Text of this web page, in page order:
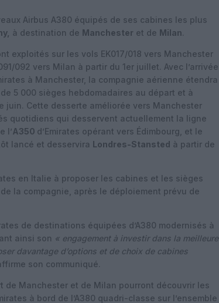
Airbus A380 équipés de ses cabines les plus
à destination de Manchester et de Milan.
exploités sur les vols EK017/018 vers Manchester
092 vers Milan à partir du 1er juillet. Avec l’arrivée
à Manchester, la compagnie aérienne étendra
5 000 sièges hebdomadaires au départ et à
juin. Cette desserte améliorée vers Manchester
quotidiens qui desservent actuellement la ligne
l’A350 d’Emirates opérant vers Édimbourg, et le
lancé et desservira Londres-Stansted à partir de
en Italie à proposer les cabines et les sièges
la compagnie, après le déploiement prévu de
de destinations équipées d’A380 modernisés à
ainsi son « engagement à investir dans la meilleure
davantage d’options et de choix de cabines
son communiqué.
de Manchester et de Milan pourront découvrir les
à bord de l’A380 quadri-classe sur l’ensemble